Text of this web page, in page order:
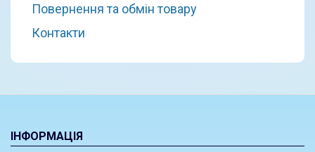
Повернення та обмін товару
Контакти
ІНФОРМАЦІЯ